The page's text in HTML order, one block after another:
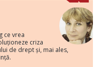
ce vrea
criza
de drept și, mai ales,